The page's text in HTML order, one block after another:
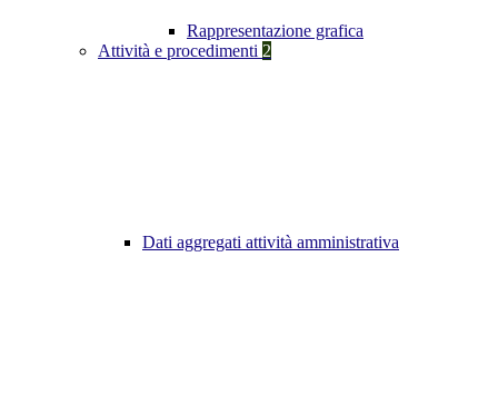
Rappresentazione grafica
Attività e procedimenti 2
Dati aggregati attività amministrativa